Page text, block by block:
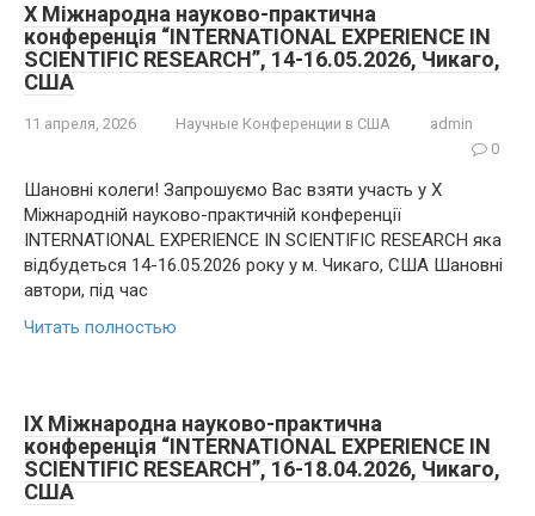
X Міжнародна науково-практична
конференція “INTERNATIONAL EXPERIENCE IN
SCIENTIFIC RESEARCH”, 14-16.05.2026, Чикаго,
США
11 апреля, 2026 Научные Конференции в США
admin
0
Шановні колеги! Запрошуємо Вас взяти участь у X
Міжнародній науково-практичній конференції
INTERNATIONAL EXPERIENCE IN SCIENTIFIC RESEARCH яка
відбудеться 14-16.05.2026 року у м. Чикаго, США Шановні
автори, під час
Читать полностью
IX Міжнародна науково-практична
конференція “INTERNATIONAL EXPERIENCE IN
SCIENTIFIC RESEARCH”, 16-18.04.2026, Чикаго,
США